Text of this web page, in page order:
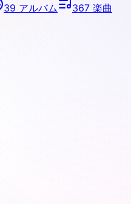
39 アルバム 367 楽曲